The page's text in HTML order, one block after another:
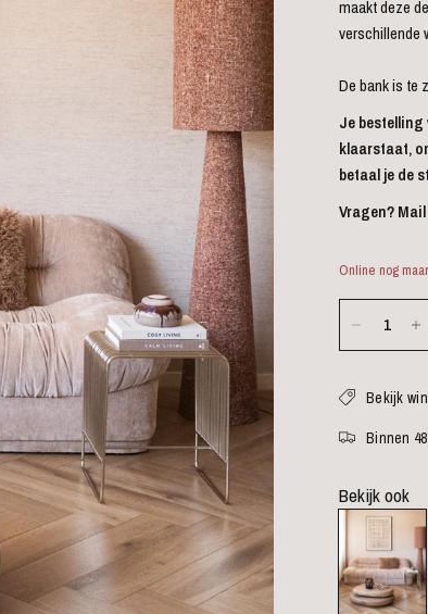
maakt deze
verschillende
De bank is te
Je
klaarstaat,
betaal je de
Vragen?
Online nog
Bekijk
Binnen
Bekijk ook